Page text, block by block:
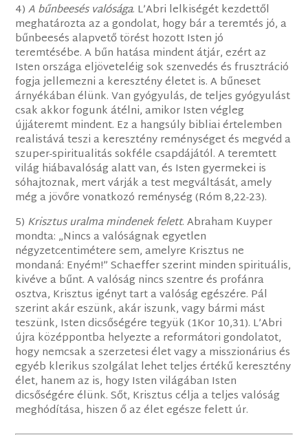
4)A bűnbeesés valósága. L’Abri lelkiségét kezdettől
meghatározta az a gondolat, hogy bár a teremtés jó, a
bűnbeesés alapvető törést hozott Isten jó
teremtésébe. A bűn hatása mindent átjár, ezért az
Isten országa eljöveteléig sok szenvedés és frusztráció
fogja jellemezni a keresztény életet is. A bűneset
árnyékában élünk. Van gyógyulás, de teljes gyógyulást
csak akkor fogunk átélni, amikor Isten végleg
újjáteremt mindent. Ez a hangsúly bibliai értelemben
realistává teszi a keresztény reménységet és megvéd a
szuper-spiritualitás sokféle csapdájától. A teremtett
világ hiábavalóság alatt van, és Isten gyermekei is
sóhajtoznak, mert várják a test megváltását, amely
még a jövőre vonatkozó reménység (Róm 8,22-23).
5) Krisztus uralma mindenek felett. Abraham Kuyper
mondta: „Nincs a valóságnak egyetlen
négyzetcentimétere sem, amelyre Krisztus ne
mondaná: Enyém!” Schaeffer szerint minden spirituális,
kivéve a bűnt. A valóság nincs szentre és profánra
osztva, Krisztus igényt tart a valóság egészére. Pál
szerint akár eszünk, akár iszunk, vagy bármi mást
teszünk, Isten dicsőségére tegyük (1Kor 10,31). L’Abri
újra középpontba helyezte a reformátori gondolatot,
hogy nemcsak a szerzetesi élet vagy a misszionárius és
egyéb klerikus szolgálat lehet teljes értékű keresztény
élet, hanem az is, hogy Isten világában Isten
dicsőségére élünk. Sőt, Krisztus célja a teljes valóság
meghódítása, hiszen ő az élet egésze felett úr.